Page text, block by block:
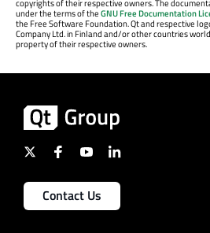
copyrights of their respective owners. The
under the terms of theGNU Free Documentation
the Free Software Foundation. Qt and respective
Company Ltd. in Finland and/or other countries
property of their respective owners.
Contact Us